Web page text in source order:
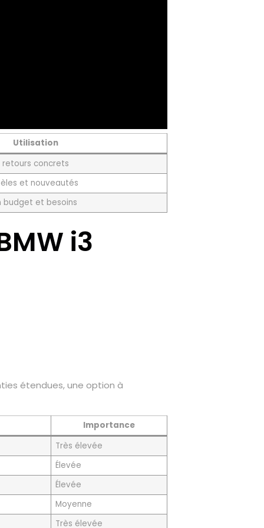
Utilisation
concrets
et nouveautés
budget et besoins
i3
étendues, une option à
Importance
Très élevée
Élevée
Élevée
Moyenne
Très élevée